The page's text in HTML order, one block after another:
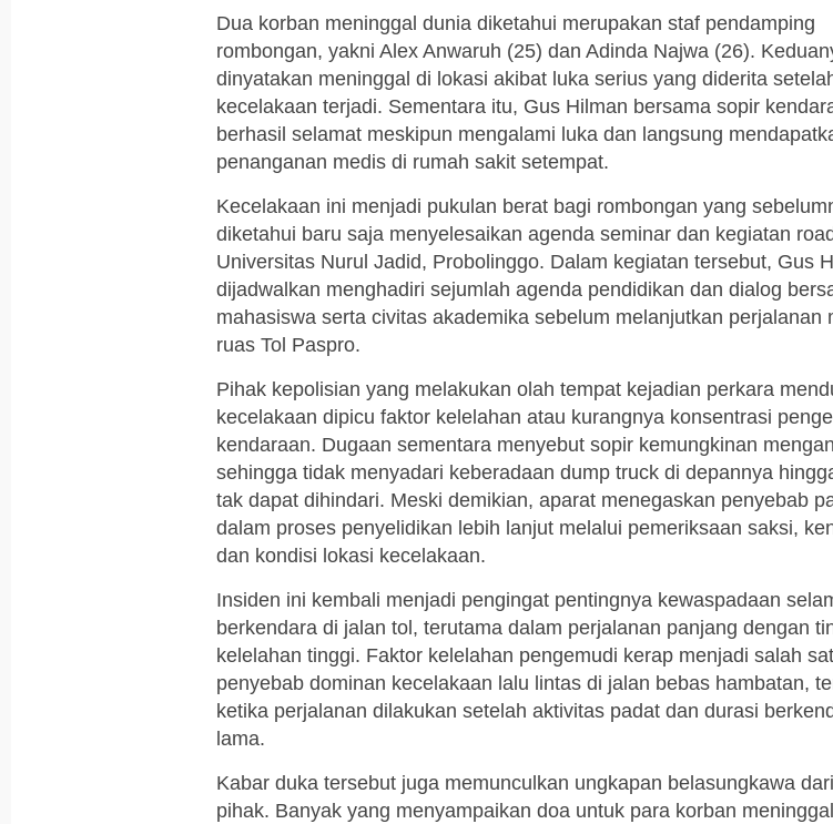
Dua korban meninggal dunia diketahui merupakan staf pendamping
rombongan, yakni Alex Anwaruh (25) dan Adinda Najwa (26).
dinyatakan meninggal di lokasi akibat luka serius yang diderita
kecelakaan terjadi. Sementara itu, Gus Hilman bersama sopir
berhasil selamat meskipun mengalami luka dan langsung
penanganan medis di rumah sakit setempat.
Kecelakaan ini menjadi pukulan berat bagi rombongan yang
diketahui baru saja menyelesaikan agenda seminar dan kegiatan
Universitas Nurul Jadid, Probolinggo. Dalam kegiatan tersebut, Gus
dijadwalkan menghadiri sejumlah agenda pendidikan dan dialog
mahasiswa serta civitas akademika sebelum melanjutkan perjalanan
ruas Tol Paspro.
Pihak kepolisian yang melakukan olah tempat kejadian perkara
kecelakaan dipicu faktor kelelahan atau kurangnya konsentrasi
kendaraan. Dugaan sementara menyebut sopir kemungkinan
sehingga tidak menyadari keberadaan dump truck di depannya
tak dapat dihindari. Meski demikian, aparat menegaskan penyebab
dalam proses penyelidikan lebih lanjut melalui pemeriksaan saksi,
dan kondisi lokasi kecelakaan.
Insiden ini kembali menjadi pengingat pentingnya kewaspadaan
berkendara di jalan tol, terutama dalam perjalanan panjang dengan
kelelahan tinggi. Faktor kelelahan pengemudi kerap menjadi salah
penyebab dominan kecelakaan lalu lintas di jalan bebas hambatan,
ketika perjalanan dilakukan setelah aktivitas padat dan durasi
lama.
Kabar duka tersebut juga memunculkan ungkapan belasungkawa
pihak. Banyak yang menyampaikan doa untuk para korban